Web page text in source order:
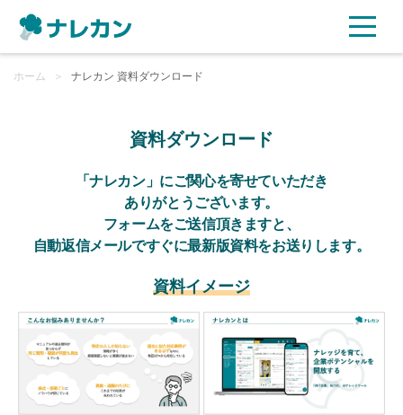
ご利用プラン
ご利用企業様の声
セキュリティ
よくある質問
資料ダウンロード
ホーム ＞ ナレカン 資料ダウンロード
資料ダウンロード
「ナレカン」にご関心を寄せていただき
ありがとうございます。
フォームをご送信頂きますと、
自動返信メールですぐに最新版資料をお送りします。
資料イメージ